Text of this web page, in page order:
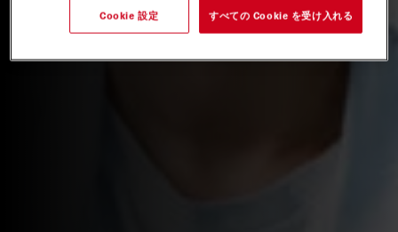
Cookie 設定 すべての Cookie を受け入れる